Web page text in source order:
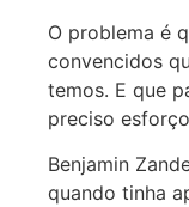
O problema é
convencidos
temos. E que
preciso
Benjamin
quando tinha